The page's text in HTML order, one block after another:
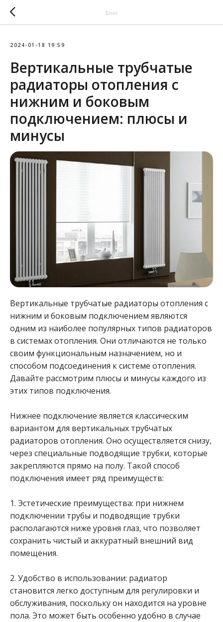
Блог
2024-01-18 19:59
Вертикальные трубчатые
радиаторы отопления с
нижним и боковым
подключением: плюсы и
минусы
Вертикальные трубчатые радиаторы отопления с
нижним и боковым подключением являются
одним из наиболее популярных типов радиаторов
в системах отопления. Они отличаются не только
своим функциональным назначением, но и
способом подсоединения к системе отопления.
Давайте рассмотрим плюсы и минусы каждого из
этих типов подключения.
Нижнее подключение является классическим
вариантом для вертикальных трубчатых
радиаторов отопления. Оно осуществляется снизу,
через специальные подводящие трубки, которые
закрепляются прямо на полу. Такой способ
подключения имеет ряд преимуществ:
1. Эстетические преимущества: при нижнем
подключении трубы и подводящие трубки
располагаются ниже уровня глаз, что позволяет
сохранить чистый и аккуратный внешний вид
помещения.
2. Удобство в использовании: радиатор
становится легко доступным для регулировки и
обслуживания, поскольку он находится на уровне
пола. Это может быть особенно удобно в случае